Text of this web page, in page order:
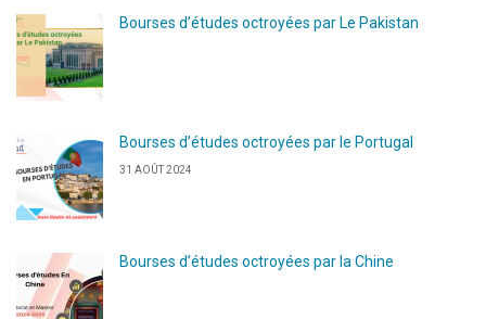
Bourses d’études octroyées par Le Pakistan
Bourses d’études octroyées par le Portugal
31 AOÛT 2024
Bourses d’études octroyées par la Chine